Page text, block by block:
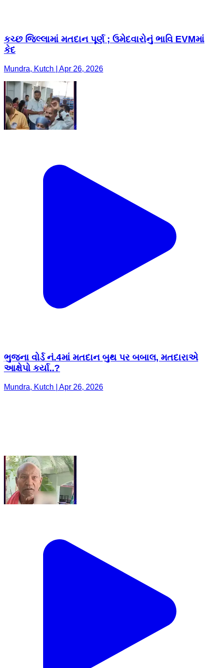
કચ્છ જિલ્લામાં મતદાન પૂર્ણ ; ઉમેદવારોનું ભાવિ EVMમાં
કેદ
Mundra, Kutch | Apr 26, 2026
ભુજના વોર્ડ નં.4માં મતદાન બુથ પર બબાલ, મતદારાએ
આક્ષેપો કર્યા..?
Mundra, Kutch | Apr 26, 2026